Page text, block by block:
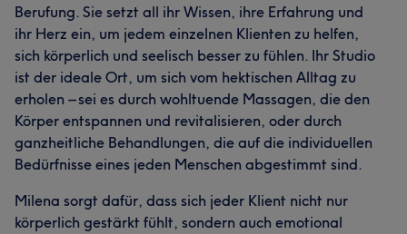
Berufung. Sie setzt all ihr Wissen, ihre Erfahrung und
ihr Herz ein, um jedem einzelnen Klienten zu helfen,
sich körperlich und seelisch besser zu fühlen. Ihr Studio
ist der ideale Ort, um sich vom hektischen Alltag zu
erholen – sei es durch wohltuende Massagen, die den
Körper entspannen und revitalisieren, oder durch
ganzheitliche Behandlungen, die auf die individuellen
Bedürfnisse eines jeden Menschen abgestimmt sind.
Milena sorgt dafür, dass sich jeder Klient nicht nur
körperlich gestärkt fühlt, sondern auch emotional